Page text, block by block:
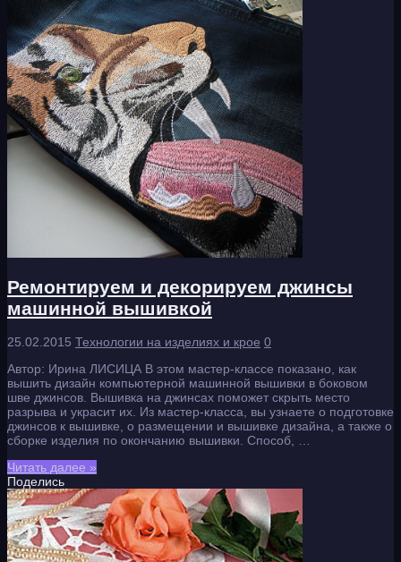
Ремонтируем и декорируем джинсы
машинной вышивкой
25.02.2015 Технологии на изделиях и крое 0
Автор: Ирина ЛИСИЦА В этом мастер-классе показано, как
вышить дизайн компьютерной машинной вышивки в боковом
шве джинсов. Вышивка на джинсах поможет скрыть место
разрыва и украсит их. Из мастер-класса, вы узнаете о подготовке
джинсов к вышивке, о размещении и вышивке дизайна, а также о
сборке изделия по окончанию вышивки. Способ, …
Читать далее »
Поделись